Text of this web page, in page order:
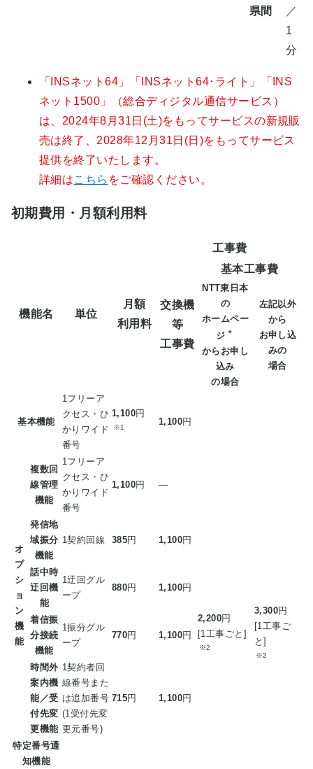
県間
／
1
分
「INSネット64」「INSネット64･ライト」「INS
ネット1500」（総合ディジタル通信サービス）
は、2024年8月31日(土)をもってサービスの新規販
売は終了、2028年12月31日(日)をもってサービス
提供を終了いたします。
詳細はこちら をご確認ください。
初期費用・月額利用料
機能名 単位
月額
利用料
工事費
交換機
等
工事費
基本工事費
NTT東日本
の
ホームペー
ジ ＊
からお申し
込み
の場合
左記以外
から
お申し込
みの
場合
基本機能
1フリーア
クセス・ひ
かりワイド
番号
1,100円
※1
1,100円
オ
プ
シ
ョ
ン
機
能
複数回
線管理
機能
1フリーア
クセス・ひ
かりワイド
番号
1,100円 ―
2,200円
[1工事ごと]
※2
3,300円
[1工事ご
と]
※2
発信地
域振分
機能
1契約回線 385円 1,100円
話中時
迂回機
能
1迂回グル
ープ
880円 1,100円
着信振
分接続
機能
1振分グル
ープ
770円 1,100円
時間外
案内機
能／受
付先変
更機能
1契約者回
線番号また
は追加番号
(1受付先変
更元番号)
715円 1,100円
特定番号通
知機能